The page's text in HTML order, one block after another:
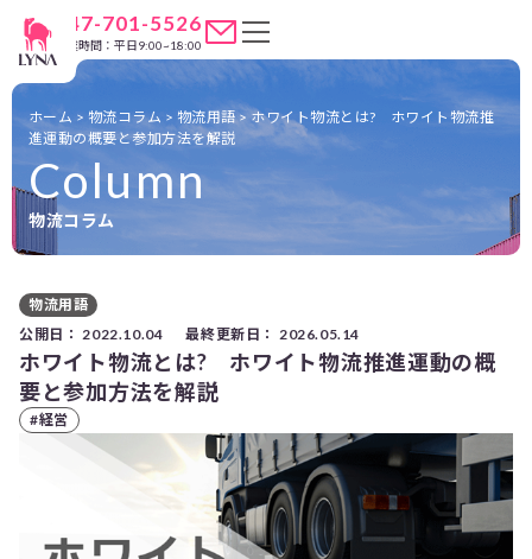
047-701-5526
営業時間：平日9:00~18:00
Column
物流コラム
ホーム > 物流コラム > 物流用語>ホワイト物流とは? ホワイト物流推
進運動の概要と参加方法を解説
物流用語
公開日： 2022.10.04 最終更新日： 2026.05.14
ホワイト物流とは? ホワイト物流推進運動の概
要と参加方法を解説
#経営